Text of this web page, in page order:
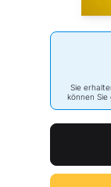
Sie
können Sie